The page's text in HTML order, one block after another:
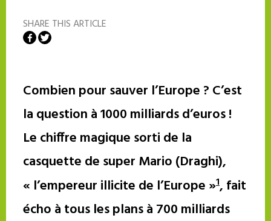
SHARE THIS ARTICLE
Share on Facebook
Share on Twitter
Combien pour sauver l’Europe ? C’est
la question à 1000 milliards d’euros !
Le chiffre magique sorti de la
casquette de super Mario (Draghi),
« l’empereur illicite de l’Europe »1, fait
écho à tous les plans à 700 milliards